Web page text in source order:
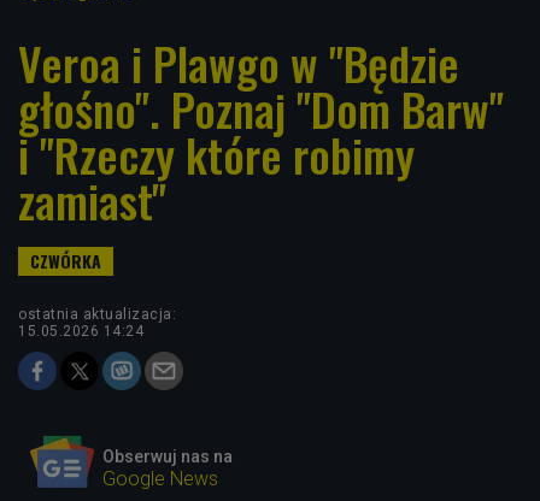
Veroa i Plawgo w "Będzie
głośno". Poznaj "Dom Barw"
i "Rzeczy które robimy
zamiast"
ostatnia aktualizacja:
15.05.2026 14:24
Obserwuj nas na
Google News